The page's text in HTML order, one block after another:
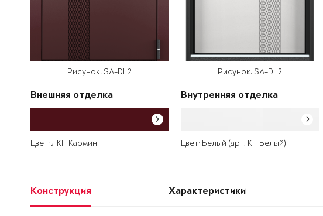
Рисунок: SA-DL2
Внешняя отделка
Цвет: ЛКП Кармин
Рисунок: SA-DL2
Внутренняя отделка
Цвет: Белый (арт. КТ Белый)
Конструкция Характеристики